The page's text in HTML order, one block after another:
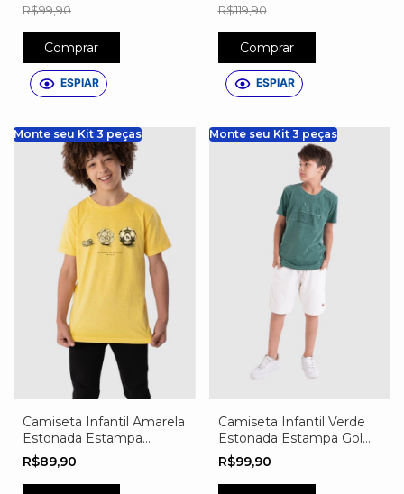
R$99,90
Comprar
ESPIAR
R$119,90
Comprar
ESPIAR
Monte seu Kit 3 peças
Camiseta Infantil Amarela
Estonada Estampa
Evolução da Bola
R$89,90
Monte seu Kit 3 peças
Camiseta Infantil Verde
Estonada Estampa Gol
Onde a Coruja Dorme
R$99,90